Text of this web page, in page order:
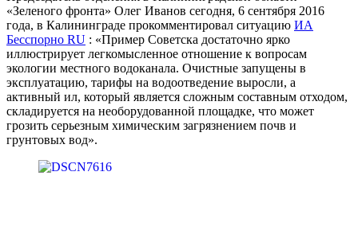
«Зеленого фронта» Олег Иванов сегодня, 6 сентября 2016
года, в Калининграде прокомментировал ситуацию ИА
Бесспорно RU : «Пример Советска достаточно ярко
иллюстрирует легкомысленное отношение к вопросам
экологии местного водоканала. Очистные запущены в
эксплуатацию, тарифы на водоотведение выросли, а
активный ил, который является сложным составным отходом,
складируется на необорудованной площадке, что может
грозить серьезным химическим загрязнением почв и
грунтовых вод».